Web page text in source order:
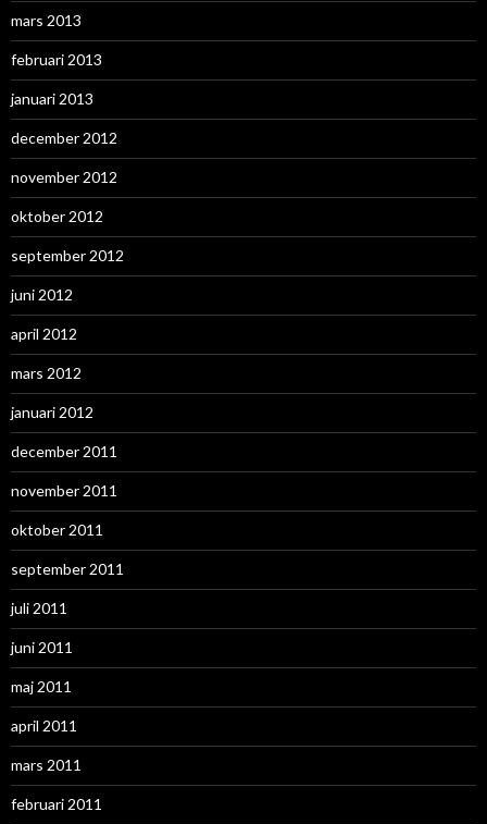
mars 2013
februari 2013
januari 2013
december 2012
november 2012
oktober 2012
september 2012
juni 2012
april 2012
mars 2012
januari 2012
december 2011
november 2011
oktober 2011
september 2011
juli 2011
juni 2011
maj 2011
april 2011
mars 2011
februari 2011